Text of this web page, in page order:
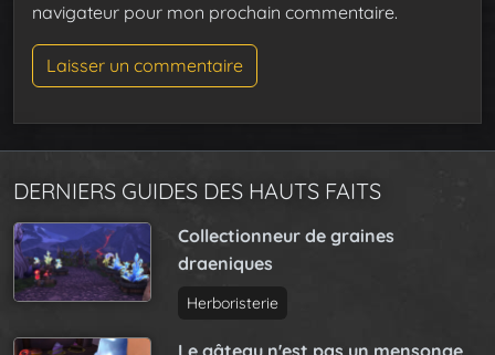
navigateur pour mon prochain commentaire.
DERNIERS GUIDES DES HAUTS FAITS
Collectionneur de graines
draeniques
Herboristerie
Le gâteau n'est pas un mensonge